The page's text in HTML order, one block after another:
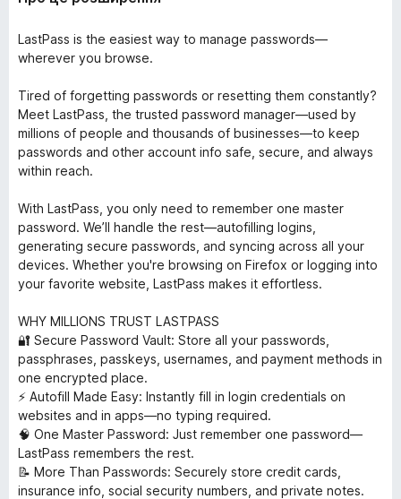
LastPass is the easiest way to manage passwords—
wherever you browse.
Tired of forgetting passwords or resetting them constantly?
Meet LastPass, the trusted password manager—used by
millions of people and thousands of businesses—to keep
passwords and other account info safe, secure, and always
within reach.
With LastPass, you only need to remember one master
password. We’ll handle the rest—autofilling logins,
generating secure passwords, and syncing across all your
devices. Whether you're browsing on Firefox or logging into
your favorite website, LastPass makes it effortless.
WHY MILLIONS TRUST LASTPASS
🔐 Secure Password Vault: Store all your passwords,
passphrases, passkeys, usernames, and payment methods in
one encrypted place.
⚡ Autofill Made Easy: Instantly fill in login credentials on
websites and in apps—no typing required.
🧠 One Master Password: Just remember one password—
LastPass remembers the rest.
📝 More Than Passwords: Securely store credit cards,
insurance info, social security numbers, and private notes.